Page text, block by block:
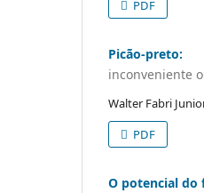
PDF
Picão-preto:
inconveniente
Walter Fabri
PDF
O potencial do